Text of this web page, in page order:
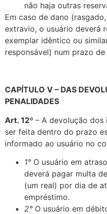
não haja outras
Em caso de dano
extravio, o usuário deverá
exemplar idêntico ou
responsável) num prazo de
CAPÍTULO V – DAS
PENALIDADES
Art. 12º – A devolução dos
ser feita dentro do prazo
informado ao usuário no
1° O usuário em
deverá pagar multa
(um real) por dia de
empréstimo.
2° O usuário em